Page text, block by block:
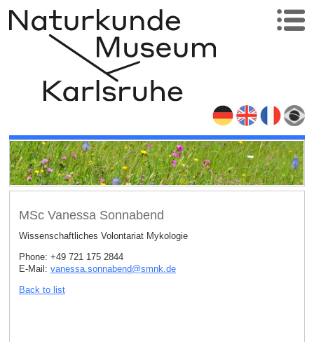
MSc Vanessa Sonnabend
Wissenschaftliches Volontariat Mykologie
Phone: +49 721 175 2844
E-Mail: vanessa.sonnabend@smnk.de
Back to list